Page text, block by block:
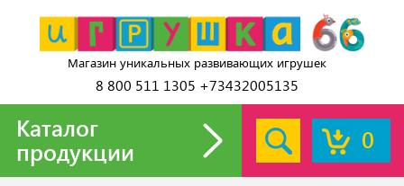
Магазин уникальных развивающих игрушек
8 800 511 1305 +73432005135
0
Каталог
продукции